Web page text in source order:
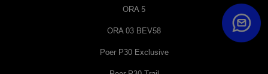
ORA 5
ORA 03 BEV58
Poer P30 Exclusive